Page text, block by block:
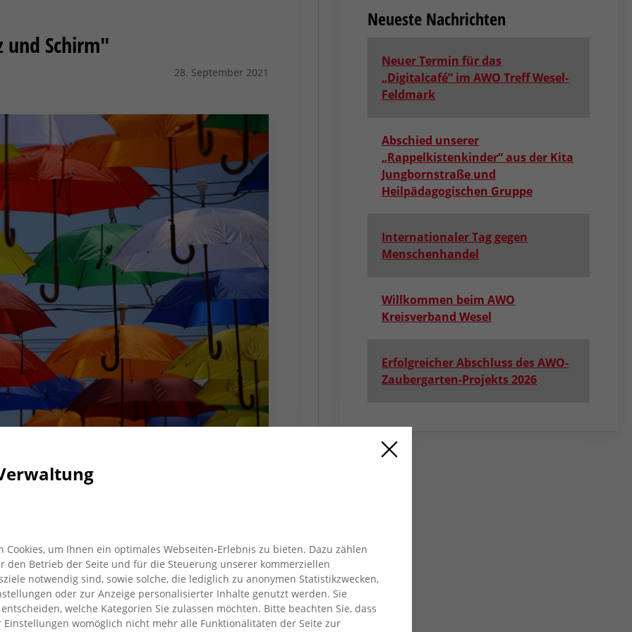
Schirm"
28. September 2021
der ‘Seebrücke Moers schafft
Kunstaktion in der Moerser
Menschen aufmerksam
Neueste Nachrichten
Neuer Termin für das
„Digitalcafé” im AWO Treff Wesel-
Feldmark
Abschied unserer
„Rappelkistenkinder“ aus der Kita
Jungbornstraße und
Heilpädagogischen Gruppe
Internationaler Tag gegen
Menschenhandel
Willkommen beim AWO
Kreisverband Wesel
Erfolgreicher Abschluss des AWO-
Zaubergarten-Projekts 2026
Cookies, um Ihnen ein optimales Webseiten-Erlebnis zu bieten. Dazu zählen
den Betrieb der Seite und für die Steuerung unserer kommerziellen
notwendig sind, sowie solche, die lediglich zu anonymen Statistikzwecken,
oder zur Anzeige personalisierter Inhalte genutzt werden. Sie
welche Kategorien Sie zulassen möchten. Bitte beachten Sie, dass
Einstellungen womöglich nicht mehr alle Funktionalitäten der Seite zur